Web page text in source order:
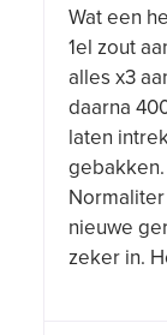
Wat een
1el zout
alles x3
daarna
laten
nieuwe
zeker in.